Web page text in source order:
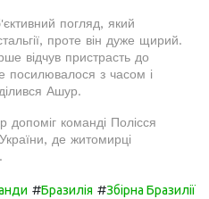
погляд, який
проте він дуже щирий.
відчув пристрасть до
з часом і
Ашур.
команді Полісся
де житомирці
#Бразилія #Збірна Бразилії